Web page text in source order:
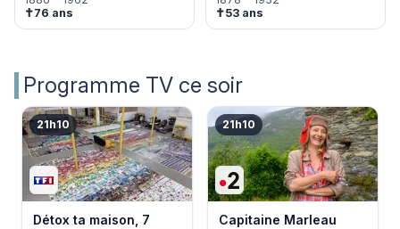
✝76 ans ✝53 ans
Programme TV ce soir
21h10
Détox ta maison, 7
21h10
Capitaine Marleau